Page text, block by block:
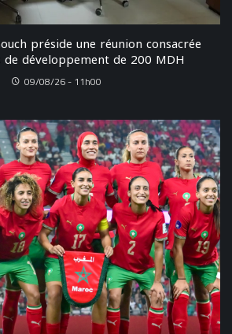
préside une réunion consacrée
développement de 200 MDH
09/08/26 - 11h00